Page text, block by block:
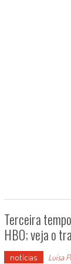
Terceira
HBO; veja o
notícias Luísa